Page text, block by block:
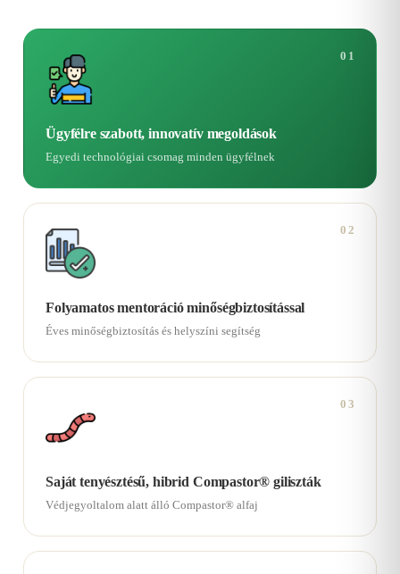
01
Ügyfélre szabott, innovatív megoldások
Egyedi technológiai csomag minden ügyfélnek
02
Folyamatos mentoráció minőségbiztosítással
Éves minőségbiztosítás és helyszíni segítség
03
Saját tenyésztésű, hibrid Compastor® giliszták
Védjegyoltalom alatt álló Compastor® alfaj